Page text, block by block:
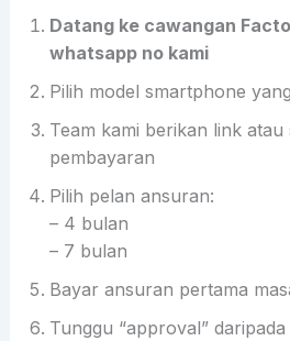
Datang ke cawangan
whatsapp no kami
Pilih model smartphone
Team kami berikan link atau
pembayaran
Pilih pelan ansuran:
– 4 bulan
– 7 bulan
Bayar ansuran pertama
Tunggu “approval”